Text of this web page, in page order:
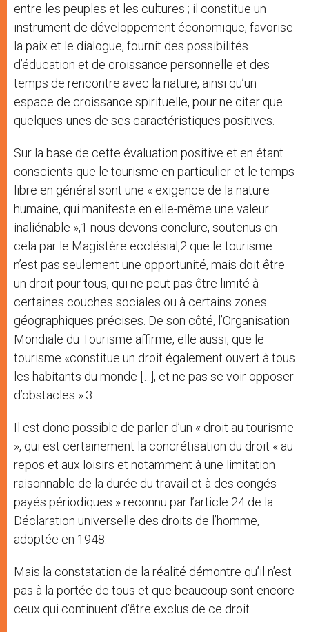
entre les peuples et les cultures ; il constitue un
instrument de développement économique, favorise
la paix et le dialogue, fournit des possibilités
d’éducation et de croissance personnelle et des
temps de rencontre avec la nature, ainsi qu’un
espace de croissance spirituelle, pour ne citer que
quelques-unes de ses caractéristiques positives.
Sur la base de cette évaluation positive et en étant
conscients que le tourisme en particulier et le temps
libre en général sont une « exigence de la nature
humaine, qui manifeste en elle-même une valeur
inaliénable »,1 nous devons conclure, soutenus en
cela par le Magistère ecclésial,2 que le tourisme
n’est pas seulement une opportunité, mais doit être
un droit pour tous, qui ne peut pas être limité à
certaines couches sociales ou à certains zones
géographiques précises. De son côté, l’Organisation
Mondiale du Tourisme affirme, elle aussi, que le
tourisme «constitue un droit également ouvert à tous
les habitants du monde […], et ne pas se voir opposer
d’obstacles ».3
Il est donc possible de parler d’un « droit au tourisme
», qui est certainement la concrétisation du droit « au
repos et aux loisirs et notamment à une limitation
raisonnable de la durée du travail et à des congés
payés périodiques » reconnu par l’article 24 de la
Déclaration universelle des droits de l’homme,
adoptée en 1948.
Mais la constatation de la réalité démontre qu’il n’est
pas à la portée de tous et que beaucoup sont encore
ceux qui continuent d’être exclus de ce droit.